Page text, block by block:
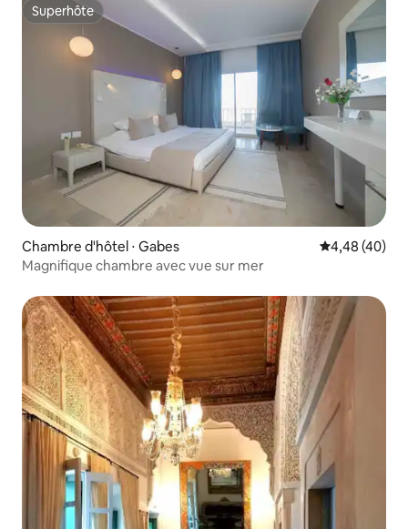
Superhôte
Superhôte
Chambre d'hôtel ⋅ Gabes Évaluation
4,48 (40)
Magnifique chambre avec vue sur mer